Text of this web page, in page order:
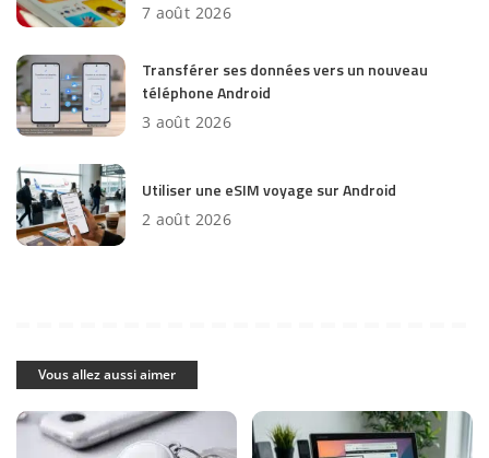
7 août 2026
Transférer ses données vers un nouveau
téléphone Android
3 août 2026
Utiliser une eSIM voyage sur Android
2 août 2026
Vous allez aussi aimer